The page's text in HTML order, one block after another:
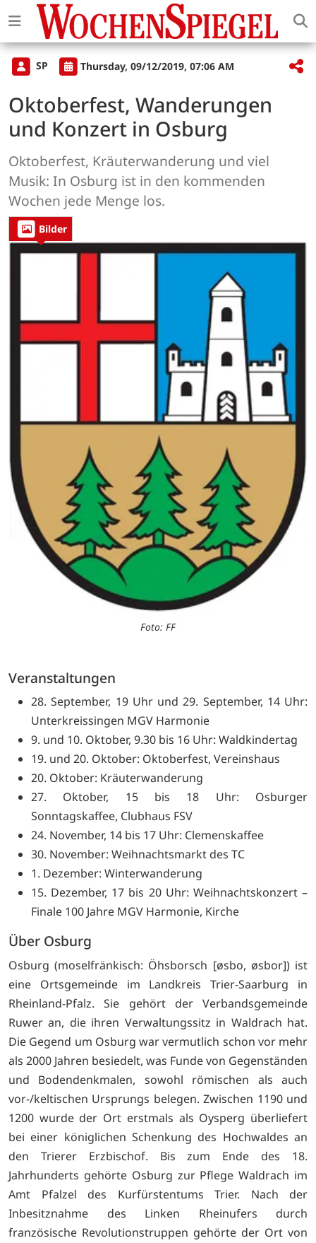
SP Thursday, 09/12/2019, 07:06 AM
Oktoberfest, Wanderungen
und Konzert in Osburg
Oktoberfest, Kräuterwanderung und viel
Musik: In Osburg ist in den kommenden
Wochen jede Menge los.
Bilder
Foto: FF
Veranstaltungen
28. September, 19 Uhr und 29. September, 14 Uhr:
Unterkreissingen MGV Harmonie
9. und 10. Oktober, 9.30 bis 16 Uhr: Waldkindertag
19. und 20. Oktober: Oktoberfest, Vereinshaus
20. Oktober: Kräuterwanderung
27. Oktober, 15 bis 18 Uhr: Osburger
Sonntagskaffee, Clubhaus FSV
24. November, 14 bis 17 Uhr: Clemenskaffee
30. November: Weihnachtsmarkt des TC
1. Dezember: Winterwanderung
15. Dezember, 17 bis 20 Uhr: Weihnachtskonzert –
Finale 100 Jahre MGV Harmonie, Kirche
Über Osburg
Osburg (moselfränkisch: Öhsborsch [øsbo, øsbor]) ist
eine Ortsgemeinde im Landkreis Trier-Saarburg in
Rheinland-Pfalz. Sie gehört der Verbandsgemeinde
Ruwer an, die ihren Verwaltungssitz in Waldrach hat.
Die Gegend um Osburg war vermutlich schon vor mehr
als 2000 Jahren besiedelt, was Funde von Gegenständen
und Bodendenkmalen, sowohl römischen als auch
vor-/keltischen Ursprungs belegen. Zwischen 1190 und
1200 wurde der Ort erstmals als Oysperg überliefert
bei einer königlichen Schenkung des Hochwaldes an
den Trierer Erzbischof. Bis zum Ende des 18.
Jahrhunderts gehörte Osburg zur Pflege Waldrach im
Amt Pfalzel des Kurfürstentums Trier. Nach der
Inbesitznahme des Linken Rheinufers durch
französische Revolutionstruppen gehörte der Ort von